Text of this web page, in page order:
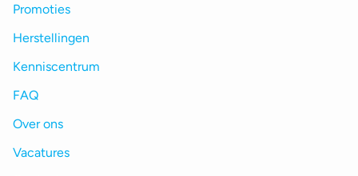
Promoties
Herstellingen
Kenniscentrum
FAQ
Over ons
Vacatures